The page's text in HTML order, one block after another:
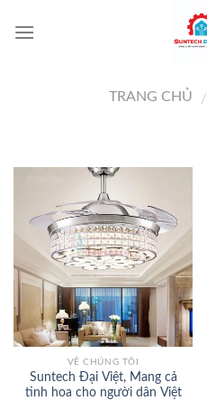
TRANG CHỦ /
VỀ CHÚNG TÔI
Suntech Đại Việt, Mang cả
tinh hoa cho người dân Việt